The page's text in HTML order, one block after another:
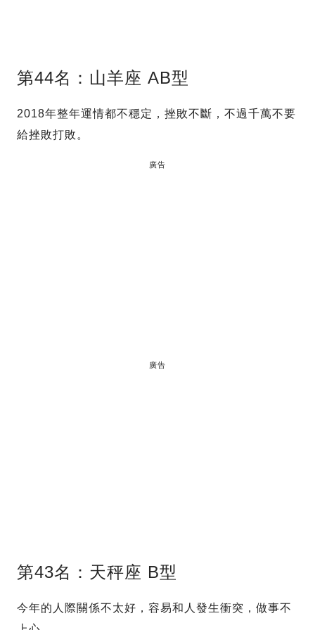
第44名：山羊座 AB型
2018年整年運情都不穩定，挫敗不斷，不過千萬不要
給挫敗打敗。
廣告
廣告
第43名：天秤座 B型
今年的人際關係不太好，容易和人發生衝突，做事不